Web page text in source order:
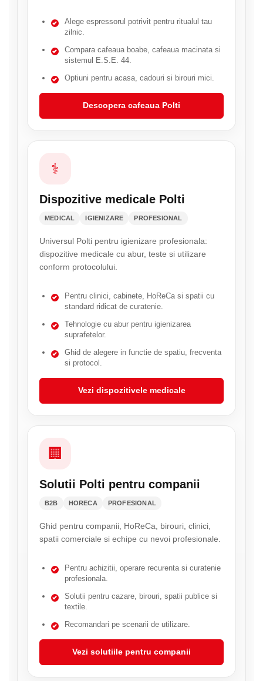
Alege espressorul potrivit pentru ritualul tau
zilnic.
Compara cafeaua boabe, cafeaua macinata si
sistemul E.S.E. 44.
Optiuni pentru acasa, cadouri si birouri mici.
Descopera cafeaua Polti
⚕
Dispozitive medicale Polti
MEDICAL IGIENIZARE PROFESIONAL
Universul Polti pentru igienizare profesionala:
dispozitive medicale cu abur, teste si utilizare
conform protocolului.
Pentru clinici, cabinete, HoReCa si spatii cu
standard ridicat de curatenie.
Tehnologie cu abur pentru igienizarea
suprafetelor.
Ghid de alegere in functie de spatiu, frecventa
si protocol.
Vezi dispozitivele medicale
🏢
Solutii Polti pentru companii
B2B HORECA PROFESIONAL
Ghid pentru companii, HoReCa, birouri, clinici,
spatii comerciale si echipe cu nevoi profesionale.
Pentru achizitii, operare recurenta si curatenie
profesionala.
Solutii pentru cazare, birouri, spatii publice si
textile.
Recomandari pe scenarii de utilizare.
Vezi solutiile pentru companii